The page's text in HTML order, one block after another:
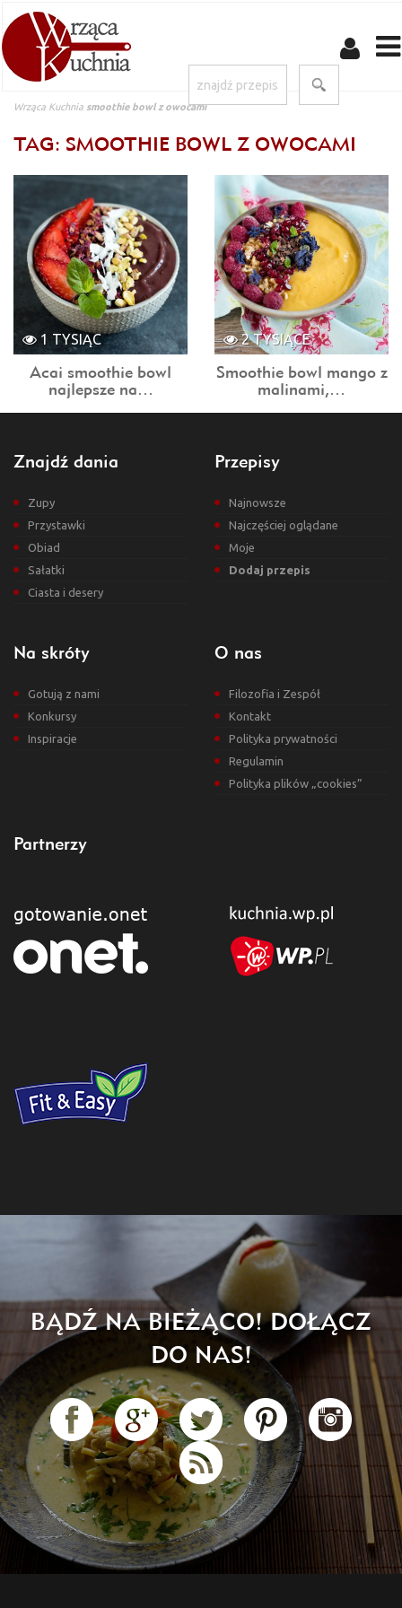
Wrząca Kuchnia smoothie bowl z owocami
TAG: SMOOTHIE BOWL Z OWOCAMI
1 TYSIĄC
Acai smoothie bowl
najlepsze na…
2 TYSIĄCE
Smoothie bowl mango z
malinami,…
Znajdź dania
Zupy
Przystawki
Obiad
Sałatki
Ciasta i desery
Przepisy
Najnowsze
Najczęściej oglądane
Moje
Dodaj przepis
Na skróty
Gotują z nami
Konkursy
Inspiracje
O nas
Filozofia i Zespół
Kontakt
Polityka prywatności
Regulamin
Polityka plików „cookies”
Partnerzy
BĄDŹ NA BIEŻĄCO! DOŁĄCZ
DO NAS!